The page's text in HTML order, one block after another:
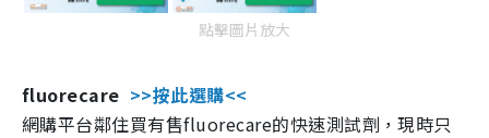
點擊圖片放大
fluorecare >>按此選購<<
網購平台鄰住買有售fluorecare的快速測試劑，現時只